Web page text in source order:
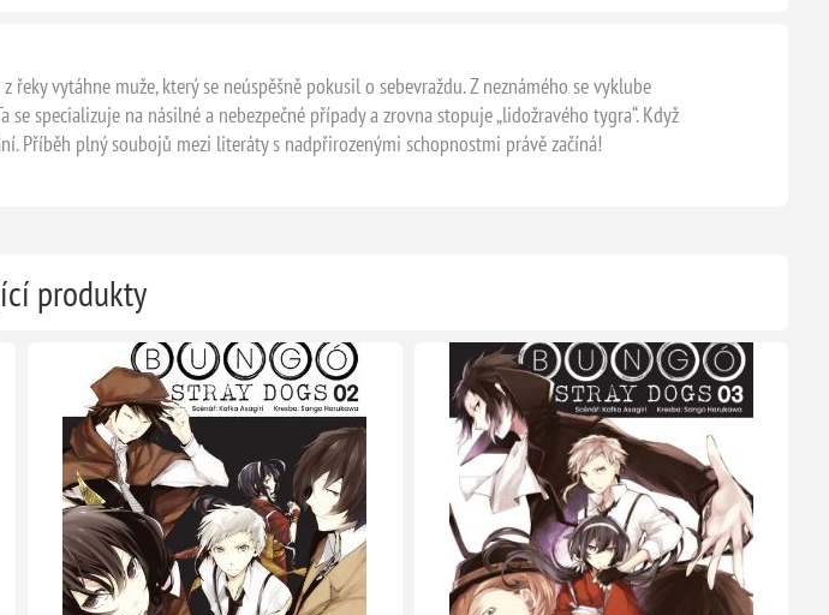
vytáhne muže, který se neúspěšně pokusil o sebevraždu. Z neznámého se vyklube
specializuje na násilné a nebezpečné případy a zrovna stopuje „lidožravého tygra“. Když
Příběh plný soubojů mezi literáty s nadpřirozenými schopnostmi právě začíná!
produkty